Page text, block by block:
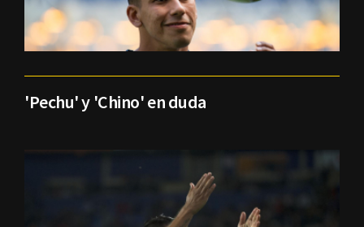
'Pechu' y 'Chino' en duda